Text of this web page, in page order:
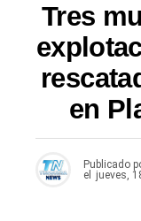
Tres
en
Publicado
el
jueves,